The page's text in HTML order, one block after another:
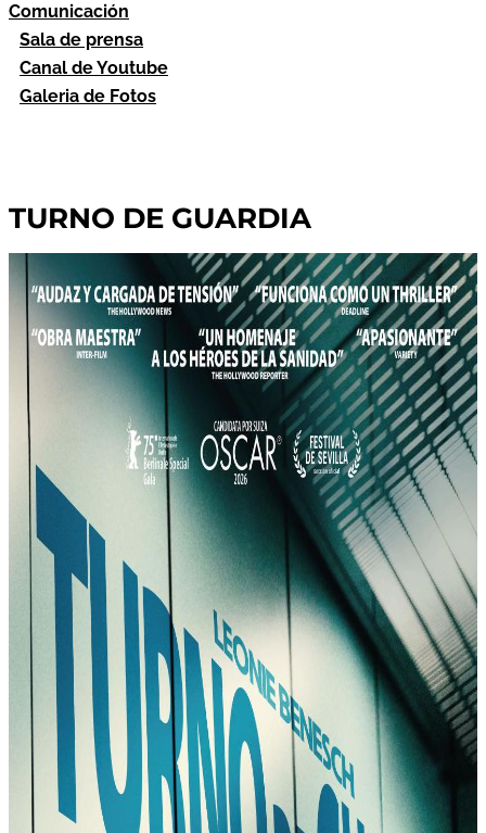
Comunicación
Sala de prensa
Canal de Youtube
Galeria de Fotos
TURNO DE GUARDIA